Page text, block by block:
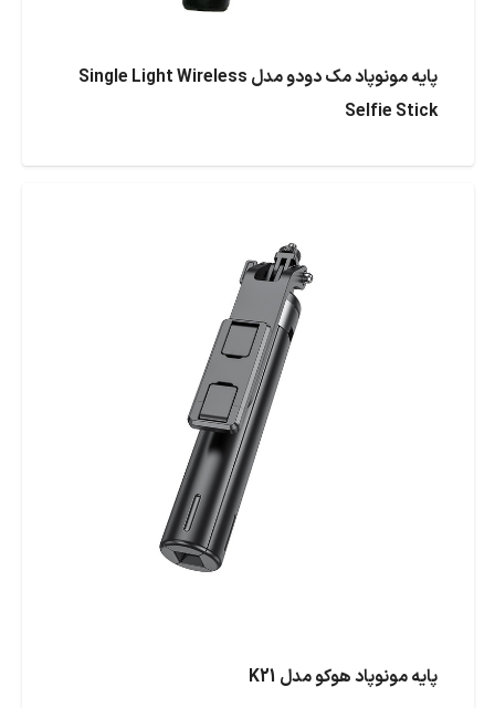
پایه مونوپاد مک دودو مدل Single Light Wireless
Selfie Stick
پایه مونوپاد هوکو مدل K21